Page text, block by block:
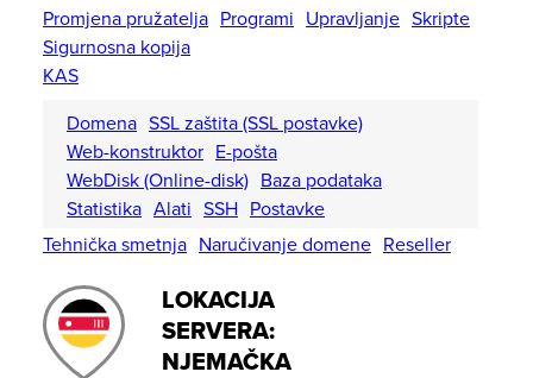
Promjena pružatelja Programi Upravljanje Skripte
Sigurnosna kopija
KAS
Domena SSL zaštita (SSL postavke)
Web-konstruktor E-pošta
WebDisk (Online-disk) Baza podataka
Statistika Alati SSH Postavke
Tehnička smetnja Naručivanje domene Reseller
LOKACIJA
SERVERA:
NJEMAČKA